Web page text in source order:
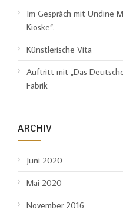
Im Gespräch mit Undine
Kioske“.
Künstlerische Vita
Auftritt mit „Das
Fabrik
ARCHIV
Juni 2020
Mai 2020
November 2016